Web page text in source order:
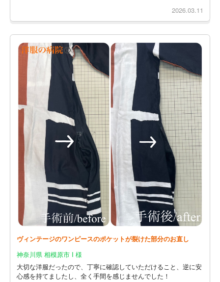
2026.03.11
ヴィンテージのワンピースのポケットが裂けた部分のお直し
神奈川県 相模原市 I 様
大切な洋服だったので、丁寧に確認していただけること、逆に安
心感を持てましたし、全く手間を感じませんでした！